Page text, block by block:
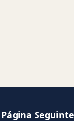
Seguinte